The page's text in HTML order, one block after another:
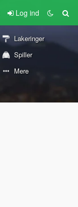
Log ind
Lakeringer
Spiller
Mere